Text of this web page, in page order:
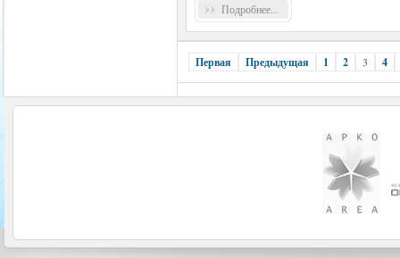
Подробнее...
Первая Предыдущая 1 2 3 4